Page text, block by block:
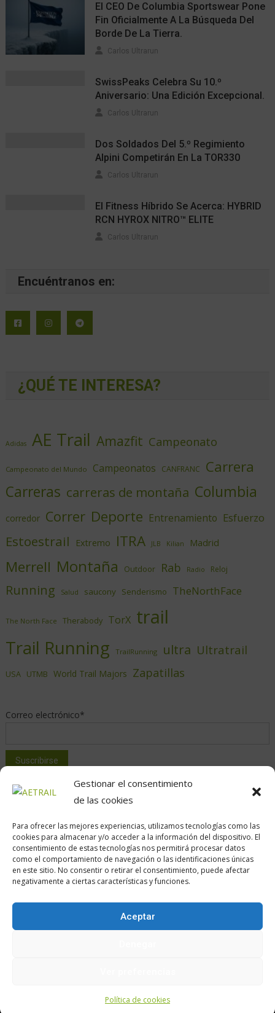
Gestionar el consentimiento
de las cookies
Para ofrecer las mejores experiencias, utilizamos tecnologías como las
cookies para almacenar y/o acceder a la información del dispositivo. El
consentimiento de estas tecnologías nos permitirá procesar datos
como el comportamiento de navegación o las identificaciones únicas
en este sitio. No consentir o retirar el consentimiento, puede afectar
negativamente a ciertas características y funciones.
Aceptar
Política de cookies
El CEO De Columbia Sportswear Pone
Fin Oficialmente A La Búsqueda Del
Borde De La Tierra.
Carlos Ultrarun
SwissPeaks Celebra Su 10.º
Aniversario: Una Edición Excepcional.
Carlos Ultrarun
Dos Soldados Del 5.º Regimiento
Alpini Competirán En La TOR330
Carlos Ultrarun
El Fitness Híbrido Se Acerca: HYBRID
RCN HYROX NITRO™ ELITE
Carlos Ultrarun
Encuéntranos en:
¿QUÉ TE INTERESA?
Adidas AE Trail Amazfit Campeonato
Campeonato del Mundo Campeonatos CANFRANC
Carrera
Carreras carreras de montaña Columbia
corredor Correr Deporte Entrenamiento Esfuerzo
Estoestrail Extremo ITRA JLB Kilian Madrid
Merrell Montaña Outdoor Rab Radio Reloj
Running Salud saucony Senderismo TheNorthFace
The North Face Therabody TorX trail
Trail Running TrailRunning ultra Ultratrail
USA UTMB World Trail Majors Zapatillas
Correo electrónico*
Calle Daoiz, 12, Madrid
Aviso legal z.Política de privacidad